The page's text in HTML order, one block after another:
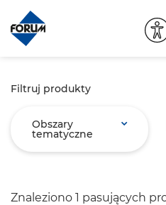
Filtruj produkty
Obszary
tematyczne
Znaleziono 1 pasujących